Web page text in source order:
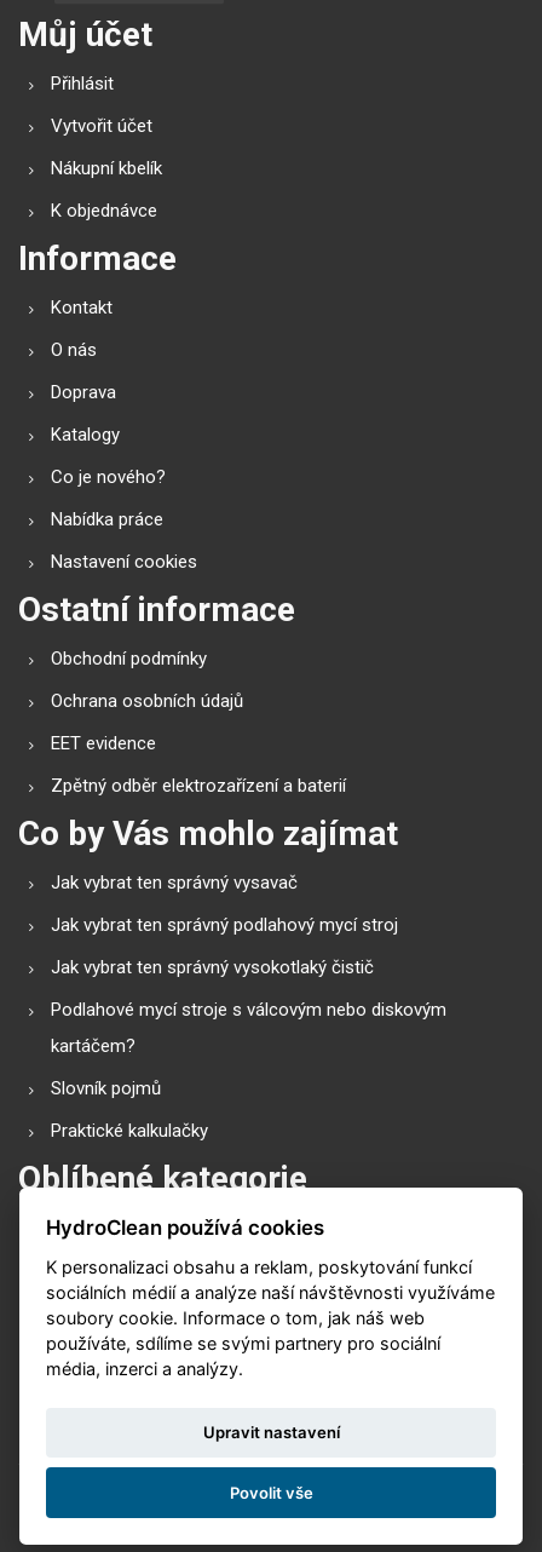
Můj účet
Přihlásit
Vytvořit účet
Nákupní kbelík
K objednávce
Informace
Kontakt
O nás
Doprava
Katalogy
Co je nového?
Nabídka práce
Nastavení cookies
Ostatní informace
Obchodní podmínky
Ochrana osobních údajů
EET evidence
Zpětný odběr elektrozařízení a baterií
Co by Vás mohlo zajímat
Jak vybrat ten správný vysavač
Jak vybrat ten správný podlahový mycí stroj
Jak vybrat ten správný vysokotlaký čistič
Podlahové mycí stroje s válcovým nebo diskovým
kartáčem?
Slovník pojmů
Praktické kalkulačky
Oblíbené kategorie
Průmyslové vysavače
Vysokotlaké čističe
Podlahové mycí stroje
Zametací stroje
© 2026. Vytvořeno s vNux s.r.o.
HydroClean používá cookies
K personalizaci obsahu a reklam, poskytování funkcí
sociálních médií a analýze naší návštěvnosti využíváme
soubory cookie. Informace o tom, jak náš web
používáte, sdílíme se svými partnery pro sociální
média, inzerci a analýzy.
Upravit nastavení
Povolit vše